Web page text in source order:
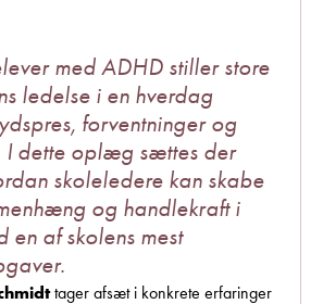
med ADHD stiller store
ledelse i en hverdag
forventninger og
I dette oplæg sættes der
skoleledere kan skabe
og handlekraft i
en af skolens mest
tager afsæt i konkrete erfaringer